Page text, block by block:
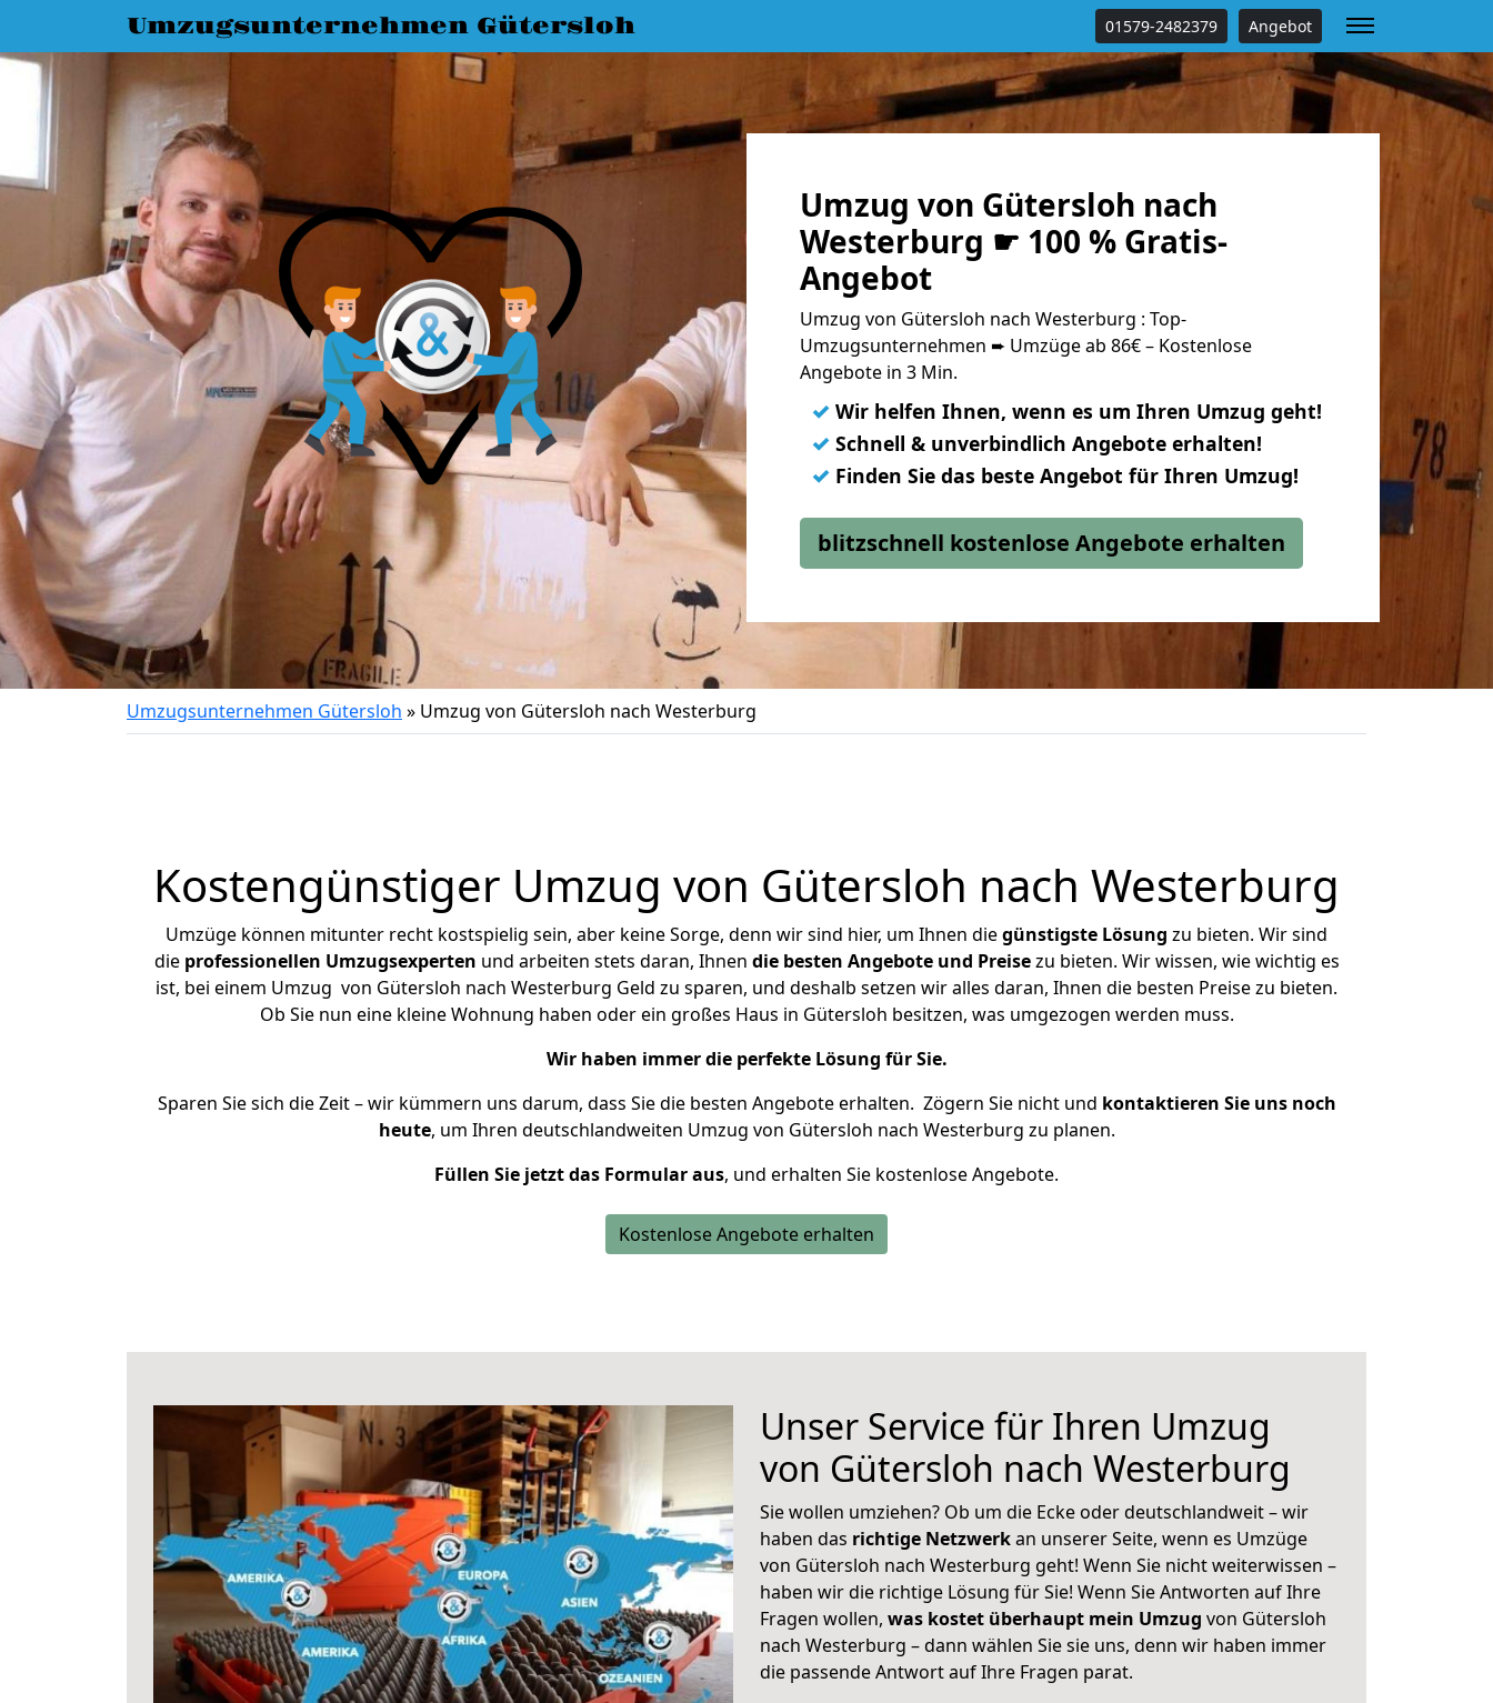
Umzugsunternehmen Gütersloh 01579-2482379 Angebot
Umzug von Gütersloh nach
Westerburg ☛ 100 % Gratis-
Angebot
Umzug von Gütersloh nach Westerburg : Top-
Umzugsunternehmen ➨ Umzüge ab 86€ – Kostenlose
Angebote in 3 Min.
✓ Wir helfen Ihnen, wenn es um Ihren Umzug geht!
✓ Schnell & unverbindlich Angebote erhalten!
✓ Finden Sie das beste Angebot für Ihren Umzug!
blitzschnell kostenlose Angebote erhalten
Umzugsunternehmen Gütersloh » Umzug von Gütersloh nach Westerburg
Kostengünstiger Umzug von Gütersloh nach Westerburg
Umzüge können mitunter recht kostspielig sein, aber keine Sorge, denn wir sind hier, um Ihnen diegünstigste Lösung zu bieten. Wir sind
die professionellen Umzugsexperten und arbeiten stets daran, Ihnen die besten Angebote und Preisezu bieten. Wir wissen, wie wichtig es
ist, bei einem Umzug von Gütersloh nach Westerburg Geld zu sparen, und deshalb setzen wir alles daran, Ihnen die besten Preise zu bieten.
Ob Sie nun eine kleine Wohnung haben oder ein großes Haus in Gütersloh besitzen, was umgezogen werden muss.
Wir haben immer die perfekte Lösung für Sie.
Sparen Sie sich die Zeit – wir kümmern uns darum, dass Sie die besten Angebote erhalten. Zögern Sie nicht und kontaktieren Sie uns noch
heute, um Ihren deutschlandweiten Umzug von Gütersloh nach Westerburg zu planen.
Füllen Sie jetzt das Formular aus, und erhalten Sie kostenlose Angebote.
Kostenlose Angebote erhalten
Unser Service für Ihren Umzug
von Gütersloh nach Westerburg
Sie wollen umziehen? Ob um die Ecke oder deutschlandweit – wir
haben das richtige Netzwerkan unserer Seite, wenn es Umzüge
von Gütersloh nach Westerburg geht! Wenn Sie nicht weiterwissen –
haben wir die richtige Lösung für Sie! Wenn Sie Antworten auf Ihre
Fragen wollen, was kostet überhaupt mein Umzug von Gütersloh
nach Westerburg – dann wählen Sie sie uns, denn wir haben immer
die passende Antwort auf Ihre Fragen parat.